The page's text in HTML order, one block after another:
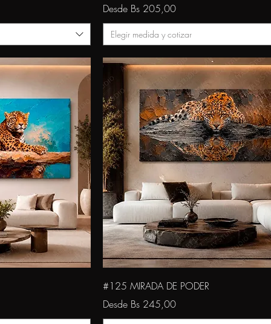
Desde Bs 205,00
Precio de oferta
Elegir medida y cotizar
Vista rápida
#125 MIRADA DE PODER
Desde Bs 245,00
Precio de oferta